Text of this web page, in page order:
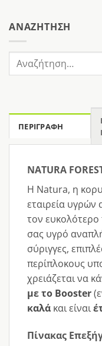
AΝΑΖΉΤΗΣΗ
Αναζήτηση
για:
ΠΕΡΙΓΡΑΦΉ
NATURA
Η Natura, η
εταιρεία
τον ευκολότερο
σας υγρό
σύριγγες,
περίπλοκους
χρειάζεται να
με το Booster
καλά και είναι
Πίνακας